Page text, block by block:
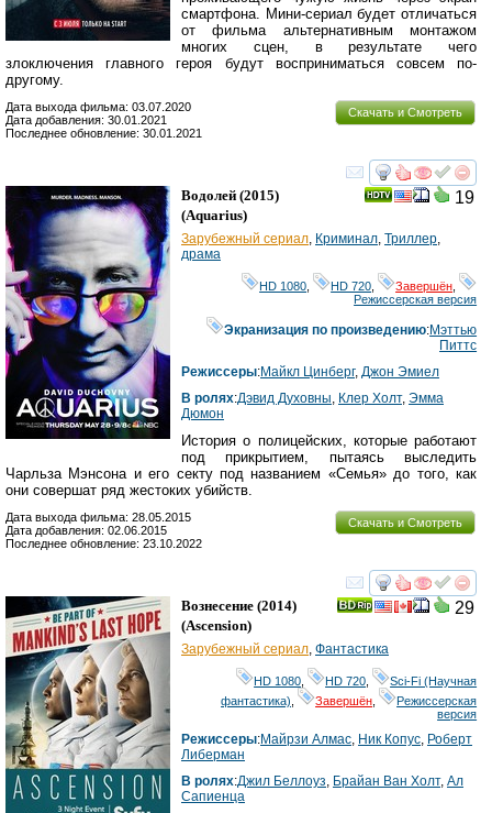
смартфона. Мини-сериал будет отличаться
от фильма альтернативным монтажом
многих сцен, в результате чего
злоключения главного героя будут восприниматься совсем по-
другому.
Скачать и Смотреть
Дата выхода фильма: 03.07.2020
Дата добавления: 30.01.2021
Последнее обновление: 30.01.2021
смотреть
19
Водолей (2015)
(Aquarius)
Зарубежный сериал Криминал Триллер
драма
HD 1080 HD 720 Завершён
Режиссерская версия
Экранизация по произведению:Мэттью
Питтс
Режиссеры:Майкл Цинберг, Джон Эмиел
В ролях:Дэвид Духовны Клер Холт, Эмма
Дюмон
История о полицейских, которые работают
под прикрытием, пытаясь выследить
Чарльза Мэнсона и его секту под названием «Семья» до того, как
они совершат ряд жестоких убийств.
Скачать и Смотреть
Дата выхода фильма: 28.05.2015
Дата добавления: 02.06.2015
Последнее обновление: 23.10.2022
смотреть
29
Вознесение (2014)
(Ascension)
Зарубежный сериал Фантастика
HD 1080 HD 720
Sci-Fi (Научная
фантастика)
Завершён
Режиссерская
версия
Режиссеры:Майрзи Алмас Ник Копус Роберт
Либерман
В ролях:Джил Беллоуз Брайан Ван Холт, Ал
Сапиенца